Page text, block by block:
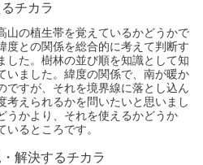
チカラ
山の植生帯を覚えているかどうかで
度との関係を総合的に考えて判断す
した。樹林の並び順を知識として知
いました。緯度の関係で、南が暖か
ですが、それを境界線に落とし込ん
考えられるかを問いたいと思いまし
うかより、それを使えるかどうか
るところです。
解決するチカラ